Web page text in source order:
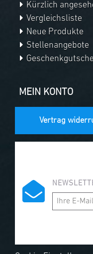
Kürzlich
Vergleichsliste
Neue Produkte
Stellenangebote
MEIN KONTO
Vertrag